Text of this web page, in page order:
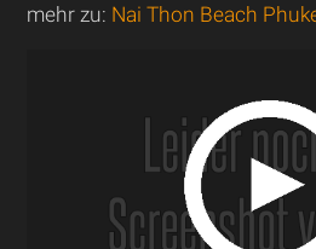
mehr zu: Nai Thon Beach